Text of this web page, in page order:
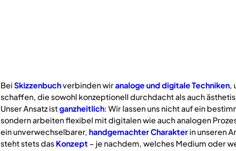
BeiSkizzenbuchverbinden wiranalogeunddigitaleTechniken,
schaffen, die sowohl konzeptionell durchdacht als auch
Unser Ansatz istganzheitlich: Wir lassen uns nicht auf ein
sondern arbeiten flexibel mit digitalen wie auch analogen
ein unverwechselbarer, handgemachter Charakterin unseren
steht stets dasKonzept – je nachdem, welches Medium oder